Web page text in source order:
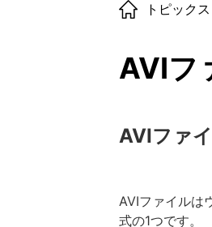
トピックス
AVIフ
AVIファ
AVIファイルは
式の1つです。